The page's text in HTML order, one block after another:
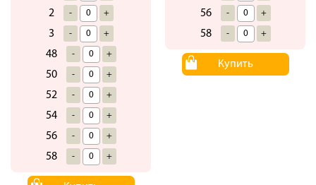
2 - +
3 - +
48 - +
50 - +
52 - +
54 - +
56 - +
58 - +
56 - +
58 - +
Купить